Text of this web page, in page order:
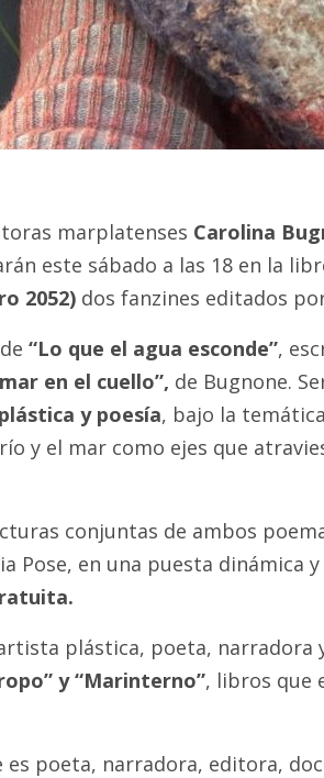
marplatenses Carolina
este sábado a las 18 en la
2052)dos fanzines editados
“Lo que el agua esconde”,
en el cuello”, de Bugnone.
y poesía, bajo la
y el mar como ejes que
conjuntas de ambos
Pose, en una puesta dinámica
plástica, poeta, narradora
y “Marinterno”, libros que
es poeta, narradora, editora,